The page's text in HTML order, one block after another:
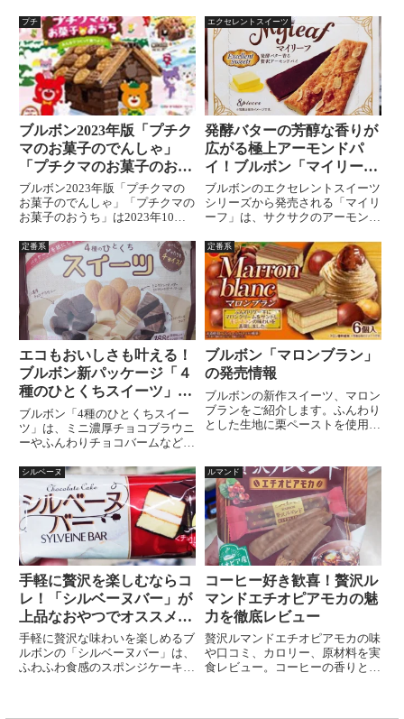
プチ
ブルボン2023年版「プチク
マのお菓子のでんしゃ」
「プチクマのお菓子のおう
ち」の発売情報
ブルボン2023年版「プチクマの
お菓子のでんしゃ」「プチクマの
お菓子のおうち」は2023年10月
抜)1100円となっています。お菓
子のでんしゃ、お菓子のおうちが
作れるキット2023年版「プチク
マのお菓子のでん...
エクセレントスイーツ
発酵バターの芳醇な香りが
広がる極上アーモンドパ
イ！ブルボン「マイリー
フ」のレビュー
ブルボンのエクセレントスイーツ
シリーズから発売される「マイリ
ーフ」は、サクサクのアーモンド
ンドとマイルドなミルクチョコレ
ートの絶妙なバランスが魅力。軽
くて食べやすく、高級感溢れる味
わいを楽しめます。発酵バターの
贅沢な香りとアーモンドの風味が
口いっぱいに広がり、サクサクの
食感がやみつきに！
定番系
エコもおいしさも叶える！
ブルボン新パッケージ「４
種のひとくちスイーツ」レ
ビュー
ブルボン「4種のひとくちスイー
ツ」は、ミニ濃厚チョコブラウニ
ーやふんわりチョコバームなど人
ソート。紙パッケージ採用で環境
にもやさしい！味・便利さ・サス
テナブルを兼ね備えた注目商品を
レビュー
定番系
ブルボン「マロンブラン」
の発売情報
ブルボンの新作スイーツ、マロン
ブランをご紹介します。ふんわり
とした生地に栗ペーストを使用し
でモンブラン調に飾りました。栄
養成分も気になる方にはカロリー
オフに注目！秋の新スイーツとし
て食欲をそそる一品です。詳細な
原材料も記載しています。
シルベーヌ
手軽に贅沢を楽しむならコ
レ！「シルベーヌバー」が
上品なおやつでオススメな
理由
手軽に贅沢な味わいを楽しめるブ
ルボンの「シルベーヌバー」は、
ふわふわ食感のスポンジケーキに
ルマンド
コーヒー好き歓喜！贅沢ル
マンドエチオピアモカの魅
力を徹底レビュー
贅沢ルマンドエチオピアモカの味
や口コミ、カロリー、原材料を実
食レビュー。コーヒーの香りとビ